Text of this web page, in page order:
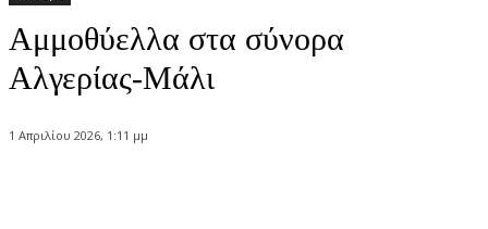
Αμμοθύελλα στα σύνορα
Αλγερίας-Μάλι
1 Απριλίου 2026, 1:11 μμ